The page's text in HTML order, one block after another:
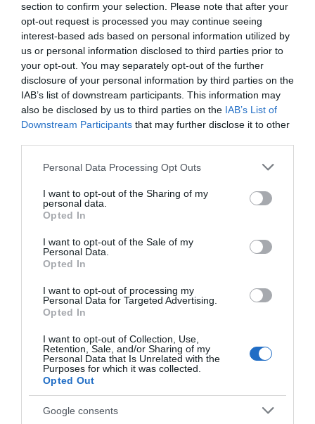
section to confirm your selection. Please note that after your
opt-out request is processed you may continue seeing
interest-based ads based on personal information utilized by
us or personal information disclosed to third parties prior to
your opt-out. You may separately opt-out of the further
disclosure of your personal information by third parties on the
IAB’s list of downstream participants. This information may
also be disclosed by us to third parties on the IAB’s List of
Downstream Participants that may further disclose it to other
Please note that this website/app uses one or more Google
not limited to your visit or usage behaviour. You may click to
grant or deny consent to Google and its third-party tags to
use your data for below specified purposes in below Google
consent section.
Personal Data Processing Opt Outs
I want to opt-out of the Sharing of my
personal data.
Opted In
I want to opt-out of the Sale of my
Personal Data.
Opted In
I want to opt-out of processing my
Personal Data for Targeted Advertising.
Opted In
I want to opt-out of Collection, Use,
Retention, Sale, and/or Sharing of my
Personal Data that Is Unrelated with the
Purposes for which it was collected.
Opted Out
Google consents
VSOP
UN RHUM COMPLEXE ET SÉDUISANT Vieilli 4 ans en fûts de
chêne, Maison La Mauny…
Lire la suite »
MÉTÉO LOCALE
Paris
Nuageux
26
43%